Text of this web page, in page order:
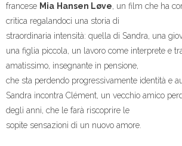
francese Mia Hansen Løve , un film che ha
critica regalandoci una storia di
straordinaria intensità: quella di Sandra, una
una figlia piccola, un lavoro come interprete e
amatissimo, insegnante in pensione,
che sta perdendo progressivamente identità e
Sandra incontra Clément, un vecchio amico
degli anni, che le farà riscoprire le
sopite sensazioni di un nuovo amore.